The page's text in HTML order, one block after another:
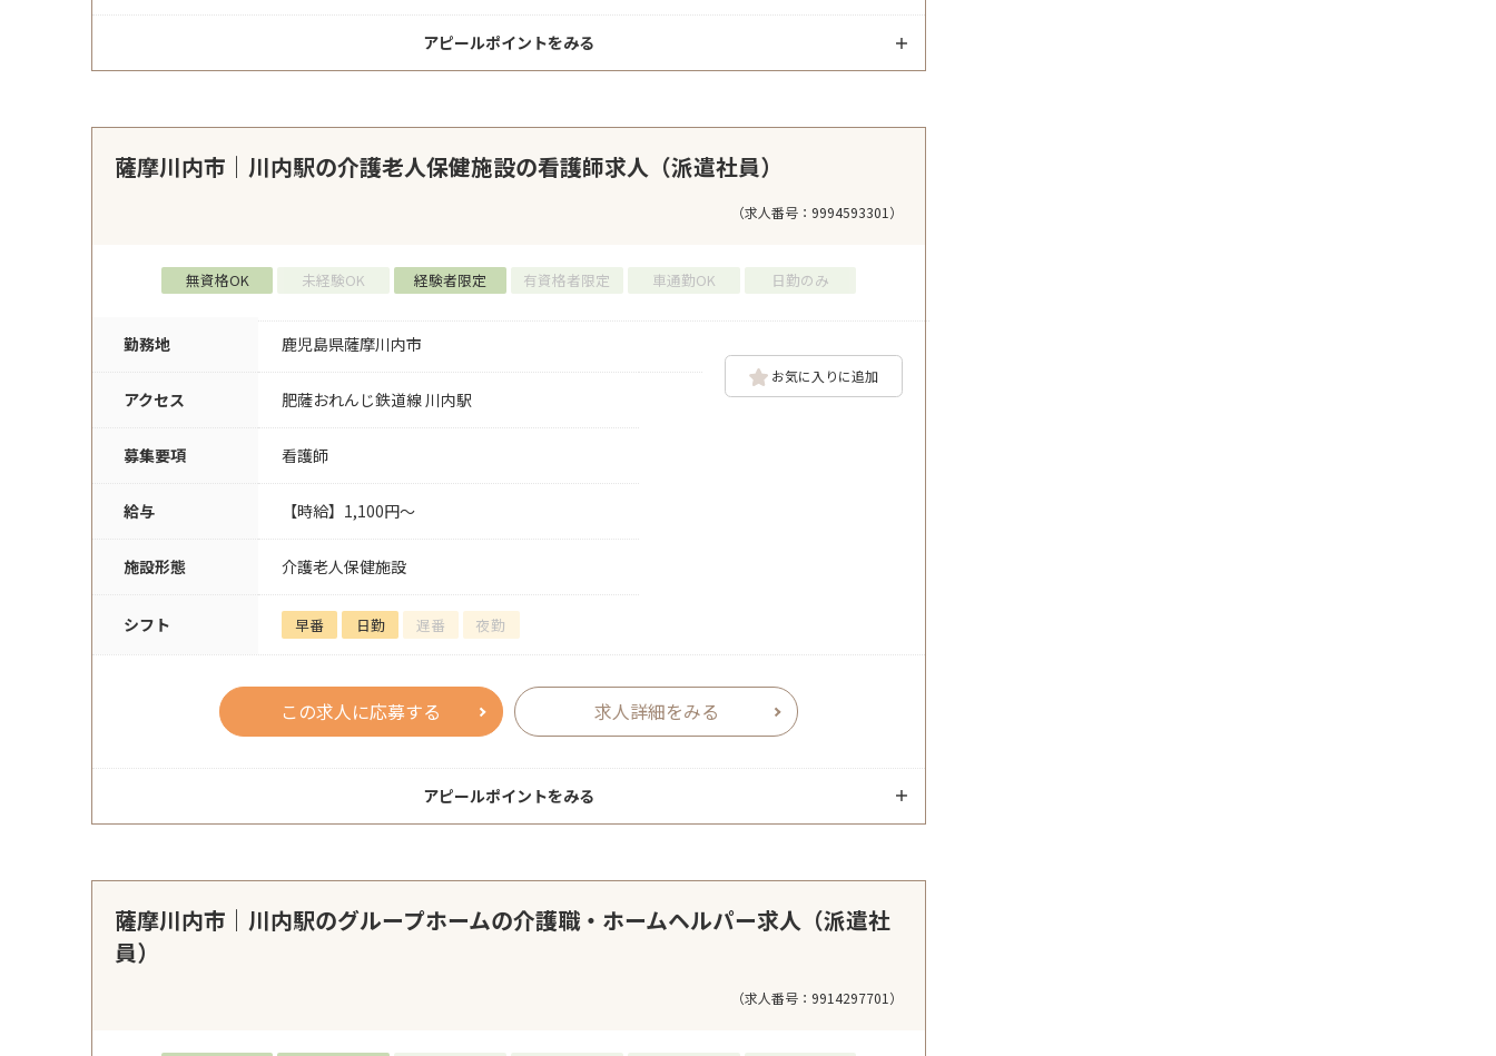
アピールポイントをみる
薩摩川内市｜川内駅の介護老人保健施設の看護師求人（派遣社員）
（求人番号：9994593301）
無資格OK 未経験OK 経験者限定 有資格者限定 車通勤OK 日勤のみ
勤務地 鹿児島県薩摩川内市
アクセス 肥薩おれんじ鉄道線 川内駅
募集要項 看護師
給与 【時給】1,100円～
施設形態 介護老人保健施設
シフト 早番 日勤 遅番 夜勤
お気に入りに追加
この求人に応募する 求人詳細をみる
アピールポイントをみる
薩摩川内市｜川内駅のグループホームの介護職・ホームヘルパー求人（派遣社
員）
（求人番号：9914297701）